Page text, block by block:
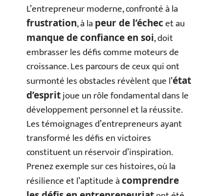
L’entrepreneur moderne, confronté à la
frustration, à lapeur de l’échecet au
manque de confiance en soi, doit
embrasser les défis comme moteurs de
croissance. Les parcours de ceux qui ont
surmonté les obstacles révèlent que l’état
d’espritjoue un rôle fondamental dans le
développement personnel et la réussite.
Les témoignages d’entrepreneurs ayant
transformé les défis en victoires
constituent un réservoir d’inspiration.
Prenez exemple sur ces histoires, où la
résilience et l’aptitude àcomprendre